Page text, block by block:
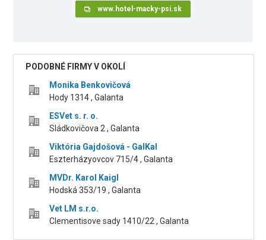
www.hotel-macky-psi.sk
PODOBNÉ FIRMY V OKOLÍ
Monika Benkovičová
Hody 1314 , Galanta
ESVet s. r. o.
Sládkovičova 2 , Galanta
Viktória Gajdošová - GalKal
Eszterházyovcov 715/4 , Galanta
MVDr. Karol Kaigl
Hodská 353/19 , Galanta
Vet LM s.r.o.
Clementisove sady 1410/22 , Galanta